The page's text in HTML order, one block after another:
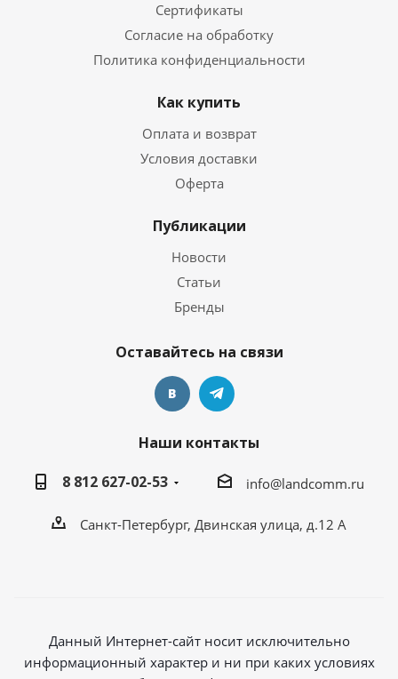
Сертификаты
Согласие на обработку
Политика конфиденциальности
Как купить
Оплата и возврат
Условия доставки
Оферта
Публикации
Новости
Статьи
Бренды
Оставайтесь на связи
Наши контакты
8 812 627-02-53
info@landcomm.ru
Санкт-Петербург, Двинская улица, д.12 А
Данный Интернет-сайт носит исключительно
информационный характер и ни при каких условиях